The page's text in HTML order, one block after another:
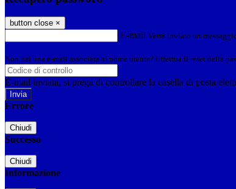
button close ×
E-mail Verrà inviato un
Non hai una e-mail associata al nome utente? Effettua il reset della
E-mail inviata, si prega di controllare la casella di posta
Errore
Chiudi
Successo
Chiudi
Informazione